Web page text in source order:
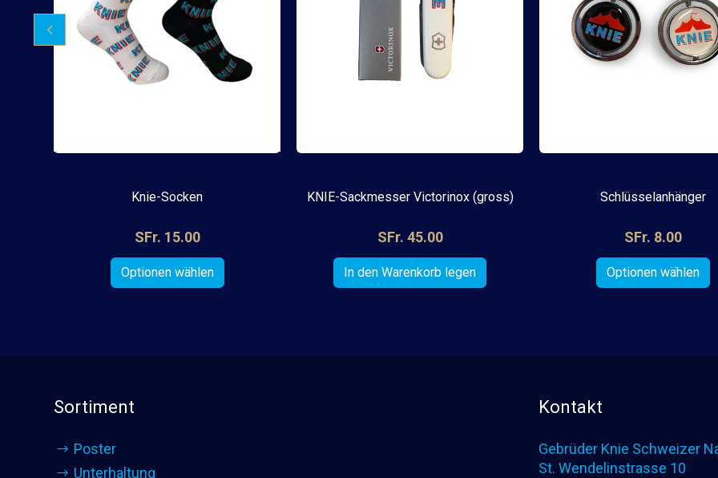
Knie-Socken
SFr. 15.00
KNIE-Sackmesser Victorinox (gross)
SFr. 45.00
Schlüsselanhänger
SFr. 8.00
Sortiment
Poster
Unterhaltung
Kontakt
Gebrüder Knie Schweizer
St. Wendelinstrasse 10